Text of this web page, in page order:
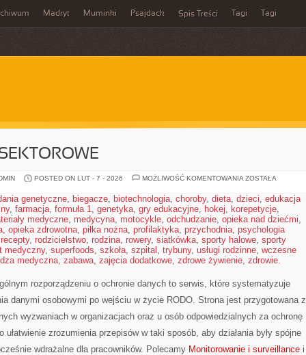
Madryt Muminki Psajdack Spis Treści Tagi Tagi
POSTED ON LUT - 7 - 2026 MOŻLIWOŚĆ KOMENTOWANIA PRAWO
ZOSTAŁA
genetyczne, biegacze, biotechnologia, choroby, dieta, dzieci, edukacja
, farmacja, formuła 1, genetyka, gry edukacyjne, hokej, korepetycje,
medyczne, medycyna, motocykle, odchudzanie, opieka nad dziećmi,
, opieka zdrowotna, piłka nożna, profilaktyka, przychodnia, psychologia
recepty, rodzicielstwo, rodzina, rowery, siatkówka, sporty halowe, sporty
medyczny, superfoods, szkoła, szpital , trybuny, usługi rodzinne, wczesne
medyczna, zabawa, zajęcia dodatkowe, zdrowe żywienie, zdrowie.
rozporządzeniu o ochronie danych to serwis, które systematyzuje
danymi osobowymi po wejściu w życie RODO. Strona jest przygotowana z
wyzwaniach w organizacjach oraz u osób odpowiedzialnych za ochronę
ułatwienie zrozumienia przepisów w taki sposób, aby działania były spójne
wdrażalne dla pracowników. Polecamy Monitorowanie i surveillance i